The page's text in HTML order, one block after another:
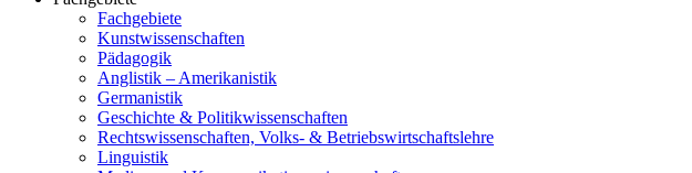
Fachgebiete
Kunstwissenschaften
Pädagogik
Anglistik – Amerikanistik
Germanistik
Geschichte & Politikwissenschaften
Rechtswissenschaften, Volks- & Betriebswirtschaftslehre
Linguistik